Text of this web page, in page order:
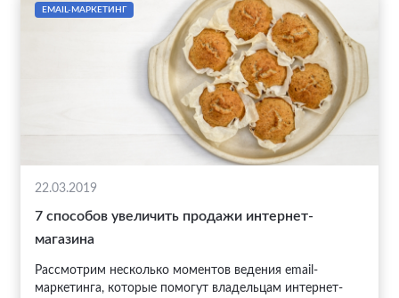
EMAIL-МАРКЕТИНГ
22.03.2019
7 способов увеличить продажи интернет-
магазина
Рассмотрим несколько моментов ведения email-
маркетинга, которые помогут владельцам интернет-